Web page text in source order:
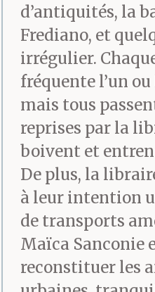
d’antiquités, la
Frediano, et
irrégulier.
fréquente l’un ou
mais tous
reprises par la
boivent et
De plus, la
à leur intention
de transports
Maïca Sanconie
reconstituer les